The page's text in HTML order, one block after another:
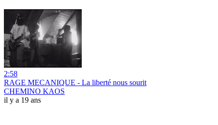
2:58
RAGE MECANIQUE - La liberté nous sourit
CHEMINO KAOS
il y a 19 ans